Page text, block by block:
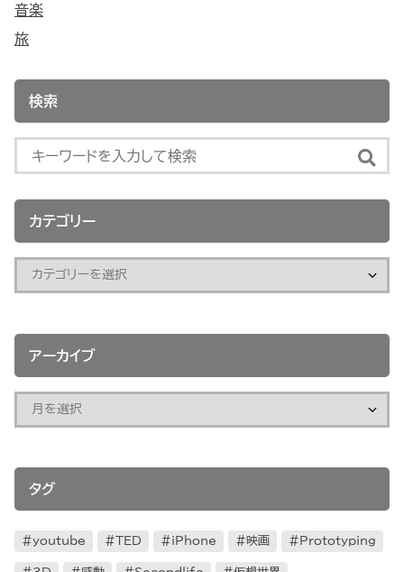
音楽
旅
検索
カテゴリー
アーカイブ
タグ
youtube TED iPhone 映画 Prototyping